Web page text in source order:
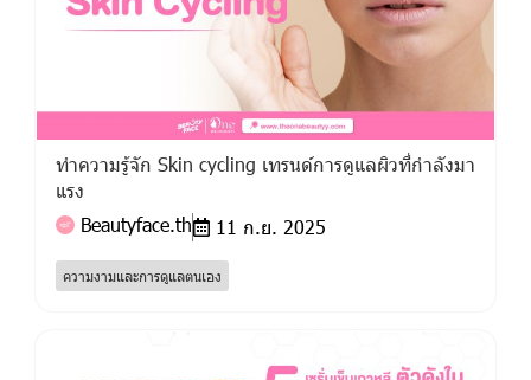
ทำความรู้จัก Skin cycling เทรนด์การดูแลผิวที่กำลังมา
แรง
Beautyface.th
11 ก.ย. 2025
ความงามและการดูแลตนเอง